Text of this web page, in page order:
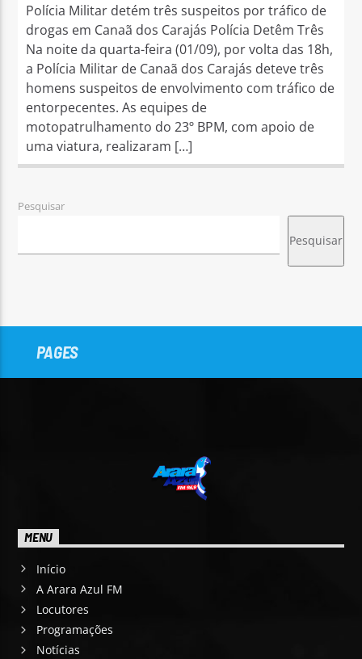
Polícia Militar detém três suspeitos por tráfico de
drogas em Canaã dos Carajás Polícia Detêm Três
Na noite da quarta-feira (01/09), por volta das 18h,
a Polícia Militar de Canaã dos Carajás deteve três
homens suspeitos de envolvimento com tráfico de
entorpecentes. As equipes de
motopatrulhamento do 23º BPM, com apoio de
uma viatura, realizaram […]
Pesquisar
Pesquisar
PAGES
MENU
Início
A Arara Azul FM
Locutores
Programações
Notícias